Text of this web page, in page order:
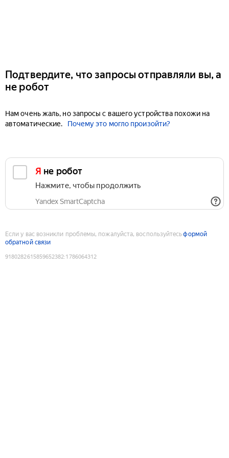
Подтвердите, что запросы отправляли вы, а
не робот
Нам очень жаль, но запросы с вашего устройства похожи на
автоматические.
Почему это могло произойти?
Я не робот
Нажмите, чтобы продолжить
Yandex SmartCaptcha
Если у вас возникли проблемы, пожалуйста, воспользуйтесьформой
обратной связи
9180282615859652382:1786064312